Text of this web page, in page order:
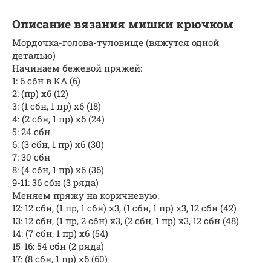
Описание вязания мишки крючком
Мордочка-голова-туловище (вяжутся одной
деталью)
Начинаем бежевой пряжей:
1: 6 сбн в КА (6)
2: (пр) x6 (12)
3: (1 сбн, 1 пр) x6 (18)
4: (2 сбн, 1 пр) x6 (24)
5: 24 сбн
6: (3 сбн, 1 пр) x6 (30)
7: 30 сбн
8: (4 сбн, 1 пр) x6 (36)
9-11: 36 сбн (3 ряда)
Меняем пряжу на коричневую:
12: 12 сбн, (1 пр, 1 сбн) x3, (1 сбн, 1 пр) x3, 12 сбн (42)
13: 12 сбн, (1 пр, 2 сбн) x3, (2 сбн, 1 пр) x3, 12 сбн (48)
14: (7 сбн, 1 пр) x6 (54)
15-16: 54 сбн (2 ряда)
17: (8 сбн, 1 пр) x6 (60)